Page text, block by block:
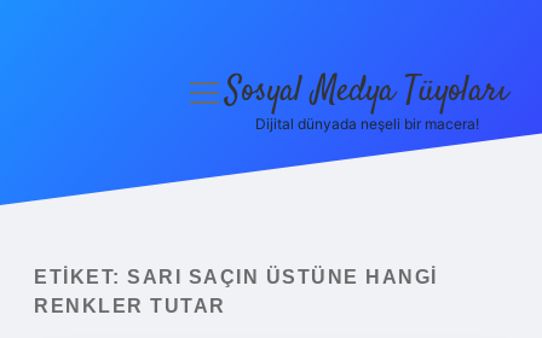
Yasal Uyarı
menüyüSosyal Medya Tüyoları
Dijital dünyada neşeli bir macera!
ETIKET: SARI SAÇIN ÜSTÜNE HANGI
RENKLER TUTAR